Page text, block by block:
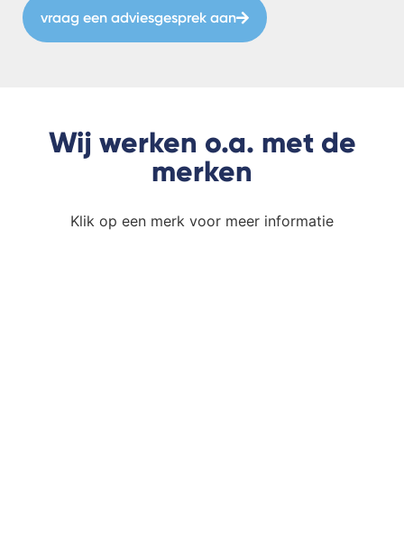
vraag een adviesgesprek aan
Wij werken o.a. met de
merken
Klik op een merk voor meer informatie